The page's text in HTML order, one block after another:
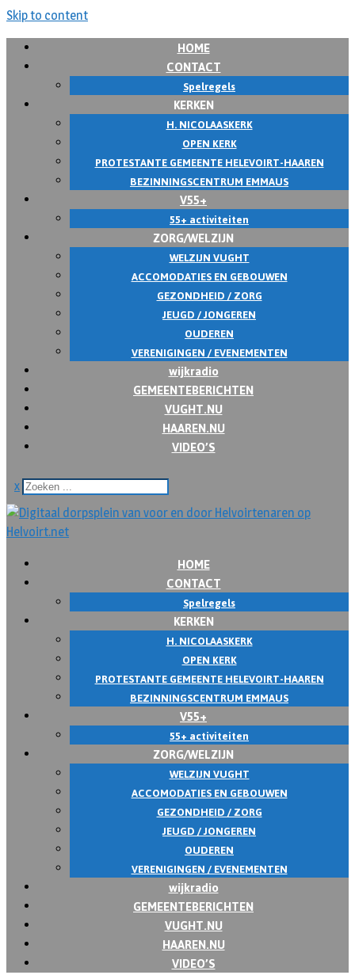
Skip to content
HOME
CONTACT
Spelregels
KERKEN
H. NICOLAASKERK
OPEN KERK
PROTESTANTE GEMEENTE HELEVOIRT-HAAREN
BEZINNINGSCENTRUM EMMAUS
V55+
55+ activiteiten
ZORG/WELZIJN
WELZIJN VUGHT
ACCOMODATIES EN GEBOUWEN
GEZONDHEID / ZORG
JEUGD / JONGEREN
OUDEREN
VERENIGINGEN / EVENEMENTEN
wijkradio
GEMEENTEBERICHTEN
VUGHT.NU
HAAREN.NU
VIDEO’S
x
HOME
CONTACT
Spelregels
KERKEN
H. NICOLAASKERK
OPEN KERK
PROTESTANTE GEMEENTE HELEVOIRT-HAAREN
BEZINNINGSCENTRUM EMMAUS
V55+
55+ activiteiten
ZORG/WELZIJN
WELZIJN VUGHT
ACCOMODATIES EN GEBOUWEN
GEZONDHEID / ZORG
JEUGD / JONGEREN
OUDEREN
VERENIGINGEN / EVENEMENTEN
wijkradio
GEMEENTEBERICHTEN
VUGHT.NU
HAAREN.NU
VIDEO’S